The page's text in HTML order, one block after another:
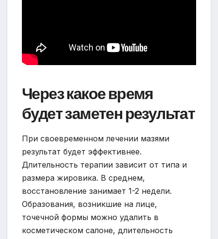
Через какое время
будет заметен результат
При своевременном лечении мазями
результат будет эффективнее.
Длительность терапии зависит от типа и
размера жировика. В среднем,
восстановление занимает 1-2 недели.
Образования, возникшие на лице,
точечной формы можно удалить в
косметическом салоне, длительность